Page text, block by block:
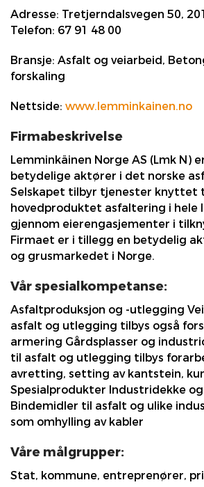
Adresse: Tretjerndalsvegen 50,
Telefon: 67 91 48 00
Bransje: Asfalt og veiarbeid,
forskaling
Nettside: www.lemminkainen.no
Firmabeskrivelse
Lemminkäinen Norge AS (Lmk N)
betydelige aktører i det norske
Selskapet tilbyr tjenester knyttet
hovedproduktet asfaltering i hele
gjennom eierengasjementer i
Firmaet er i tillegg en betydelig
og grusmarkedet i Norge.
Vår spesialkompetanse:
Asfaltproduksjon og -utlegging
asfalt og utlegging tilbys også
armering Gårdsplasser og
til asfalt og utlegging tilbys
avretting, setting av kantstein,
Spesialprodukter Industridekke
Bindemidler til asfalt og ulike
som omhylling av kabler
Våre målgrupper:
Stat, kommune, entreprenører,